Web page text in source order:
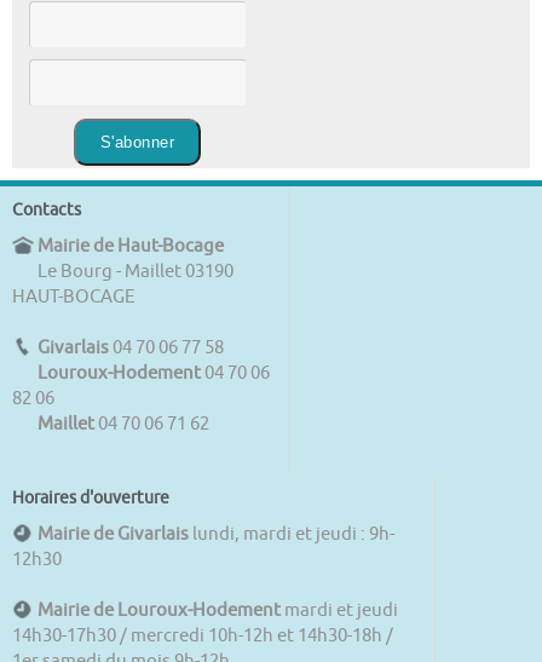
Contacts
Mairie de Haut-Bocage
Le Bourg - Maillet 03190
HAUT-BOCAGE
Givarlais 04 70 06 77 58
Louroux-Hodement 04 70 06
82 06
Maillet 04 70 06 71 62
Horaires d'ouverture
Mairie de Givarlais lundi, mardi et jeudi : 9h-
12h30
Mairie de Louroux-Hodement mardi et jeudi
14h30-17h30 / mercredi 10h-12h et 14h30-18h /